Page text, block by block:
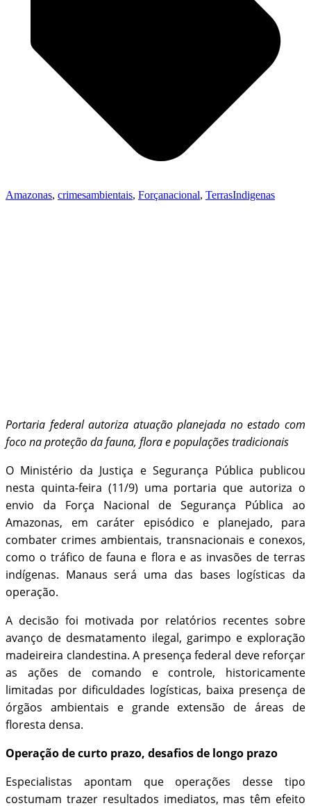
Amazonas, crimesambientais, Forçanacional, TerrasIndigenas
Portaria federal autoriza atuação planejada no estado com
foco na proteção da fauna, flora e populações tradicionais
O Ministério da Justiça e Segurança Pública publicou
nesta quinta-feira (11/9) uma portaria que autoriza o
envio da Força Nacional de Segurança Pública ao
Amazonas, em caráter episódico e planejado, para
combater crimes ambientais, transnacionais e conexos,
como o tráfico de fauna e flora e as invasões de terras
indígenas. Manaus será uma das bases logísticas da
operação.
A decisão foi motivada por relatórios recentes sobre
avanço de desmatamento ilegal, garimpo e exploração
madeireira clandestina. A presença federal deve reforçar
as ações de comando e controle, historicamente
limitadas por dificuldades logísticas, baixa presença de
órgãos ambientais e grande extensão de áreas de
floresta densa.
Operação de curto prazo, desafios de longo prazo
Especialistas apontam que operações desse tipo
costumam trazer resultados imediatos, mas têm efeito